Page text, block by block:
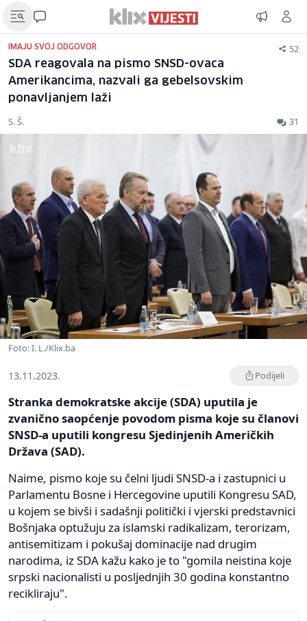
IMAJU SVOJ ODGOVOR 52
SDA reagovala na pismo SNSD-ovaca
Amerikancima, nazvali ga gebelsovskim
ponavljanjem laži
S. Š. 31
Foto: I. L./Klix.ba
13.11.2023. Podijeli
Stranka demokratske akcije (SDA) uputila je
zvanično saopćenje povodom pisma koje su članovi
SNSD-a uputili kongresu Sjedinjenih Američkih
Država (SAD).
Naime, pismo koje su čelni ljudi SNSD-a i zastupnici u
Parlamentu Bosne i Hercegovine uputili Kongresu SAD,
u kojem se bivši i sadašnji politički i vjerski predstavnici
Bošnjaka optužuju za islamski radikalizam, terorizam,
antisemitizam i pokušaj dominacije nad drugim
narodima, iz SDA kažu kako je to "gomila neistina koje
srpski nacionalisti u posljednjih 30 godina konstantno
recikliraju".